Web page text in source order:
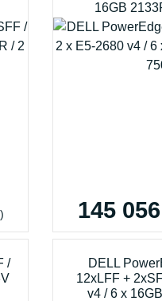
16GB
145
/
DELL
12xLFF +
v4 / 6 x